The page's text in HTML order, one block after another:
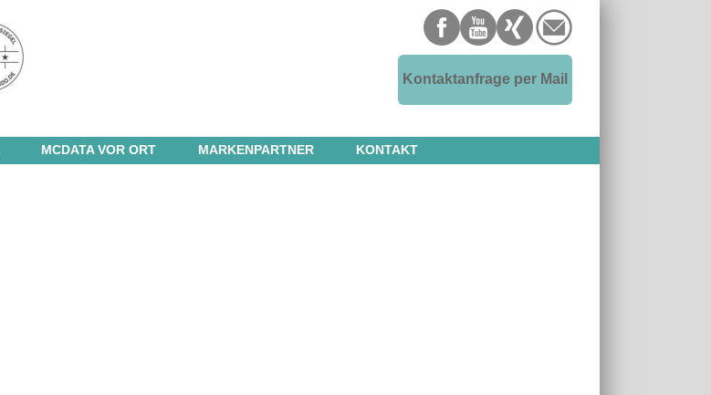
Kontaktanfrage per Mail
MCDATA VOR ORT MARKENPARTNER KONTAKT